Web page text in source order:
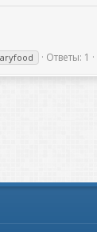
Ответы: 1